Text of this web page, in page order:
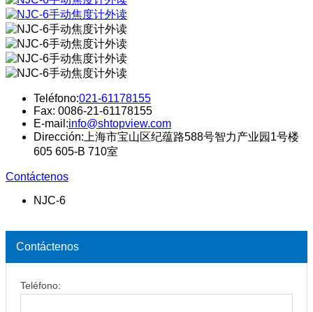
Teléfono:021-61178155
Fax: 0086-21-61178155
E-mail:info@shtopview.com
Dirección:上海市宝山区纪蕴路588号智力产业园1号楼
605 605-B 710室
Contáctenos
NJC-6
Contáctenos
Teléfono: